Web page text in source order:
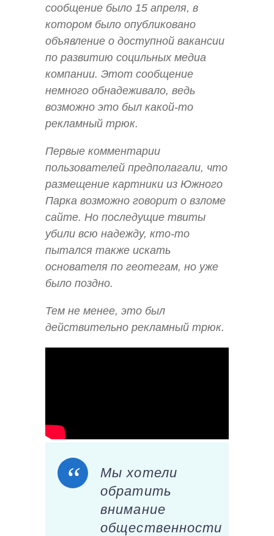
сообщение было 15 апреля, в
котором было опубликовано
объявление о доступной вакансии
по развитию социльных медиа
компании. Этот сообщение
немного обнадеживало, ведь
возможно это был какой-то
рекламный трюк.
Первые комментарии
пользователей предполагали, что
размещение картники из Южного
Парка возможно говорит о взломе
сайте. Но последущие твиты
убили всю надежду, кто-то
пытался также искать
основателя по геотегам, но уже
было поздно.
Тем не менее, это был
действительно рекламный трюк.
Мы хотели
обратить
внимание
общественности